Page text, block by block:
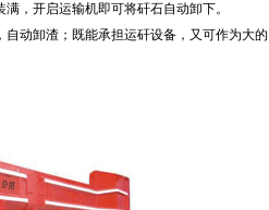
，开启运输机即可将矸石自动卸下。
动卸渣；既能承担运矸设备，又可作为大的